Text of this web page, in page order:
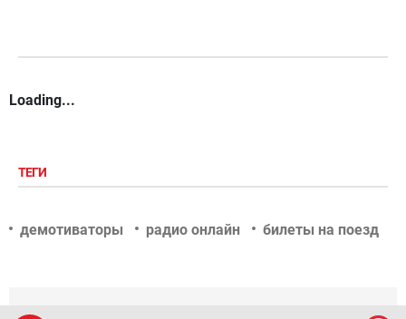
Loading...
ТЕГИ
демотиваторы радио онлайн билеты на поезд